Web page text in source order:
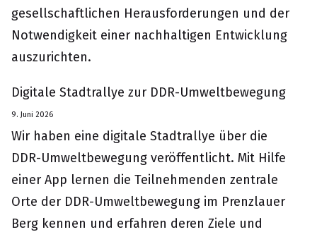
gesellschaftlichen Herausforderungen und der
Notwendigkeit einer nachhaltigen Entwicklung
auszurichten.
Digitale Stadtrallye zur DDR-Umweltbewegung
9. Juni 2026
Wir haben eine digitale Stadtrallye über die
DDR-Umweltbewegung veröffentlicht. Mit Hilfe
einer App lernen die Teilnehmenden zentrale
Orte der DDR-Umweltbewegung im Prenzlauer
Berg kennen und erfahren deren Ziele und